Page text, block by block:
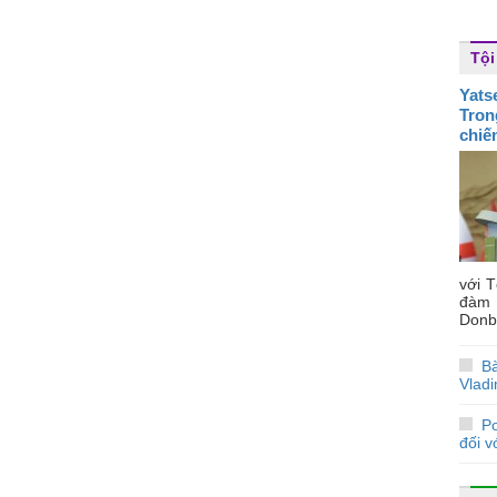
Tội
với
đối